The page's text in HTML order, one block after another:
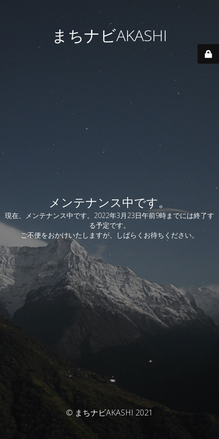
まちナビAKASHI
メンテナンス中です。
現在、メンテナンス中です。2022年3月23日午前9時までには終了す
る予定です。
ご不便をおかけいたしますが、しばらくお待ちください。
© まちナビAKASHI 2021